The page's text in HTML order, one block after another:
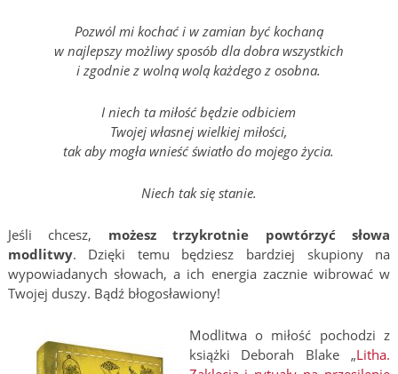
Pozwól mi kochać i w zamian być kochaną
w najlepszy możliwy sposób dla dobra wszystkich
i zgodnie z wolną wolą każdego z osobna.
I niech ta miłość będzie odbiciem
Twojej własnej wielkiej miłości,
tak aby mogła wnieść światło do mojego życia.
Niech tak się stanie.
Jeśli chcesz, możesz trzykrotnie powtórzyć słowa
modlitwy. Dzięki temu będziesz bardziej skupiony na
wypowiadanych słowach, a ich energia zacznie wibrować w
Twojej duszy. Bądź błogosławiony!
Modlitwa o miłość pochodzi z
książki Deborah Blake „Litha.